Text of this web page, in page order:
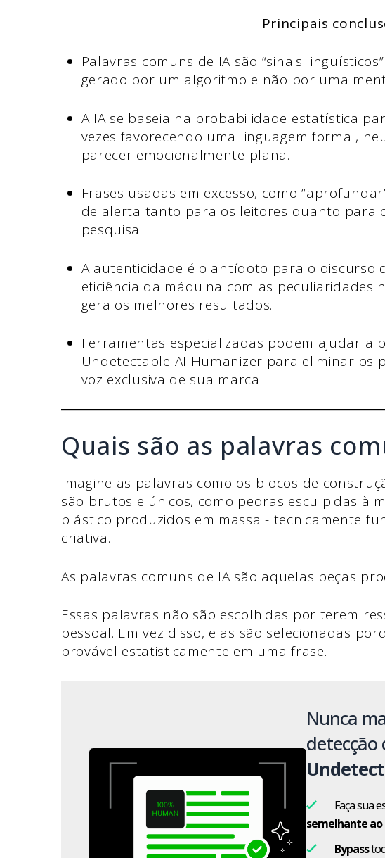
Principais
Palavras comuns de IA são “sinais
gerado por um algoritmo e não por uma
A IA se baseia na probabilidade estatística
vezes favorecendo uma linguagem formal,
parecer emocionalmente plana.
Frases usadas em excesso, como
de alerta tanto para os leitores quanto para
pesquisa.
A autenticidade é o antídoto para o discurso
eficiência da máquina com as peculiaridades
gera os melhores resultados.
Ferramentas especializadas podem ajudar a
Undetectable AI Humanizer para eliminar os
voz exclusiva de sua marca.
Quais são as palavras
Imagine as palavras como os blocos de
são brutos e únicos, como pedras esculpidas à
plástico produzidos em massa - tecnicamente
criativa.
As palavras comuns de IA são aquelas peças
Essas palavras não são escolhidas por terem
pessoal. Em vez disso, elas são selecionadas
provável estatisticamente em uma frase.
Nunca
detecção
Faça sua
semelhante ao
Bypass